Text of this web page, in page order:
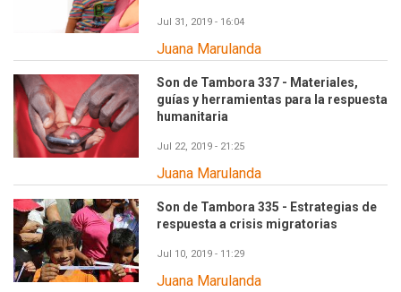
Jul 31, 2019 - 16:04
Juana Marulanda
Son de Tambora 337 - Materiales,
guías y herramientas para la respuesta
humanitaria
Jul 22, 2019 - 21:25
Juana Marulanda
Son de Tambora 335 - Estrategias de
respuesta a crisis migratorias
Jul 10, 2019 - 11:29
Juana Marulanda